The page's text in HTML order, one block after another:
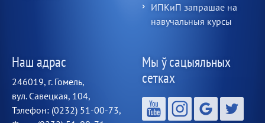
ИПКиП запрашае на
навучальныя курсы
Наш адрас
246019, г. Гомель,
вул. Савецкая, 104,
Тэлефон: (0232) 51-00-73,
Мы ў сацыяльных
сетках